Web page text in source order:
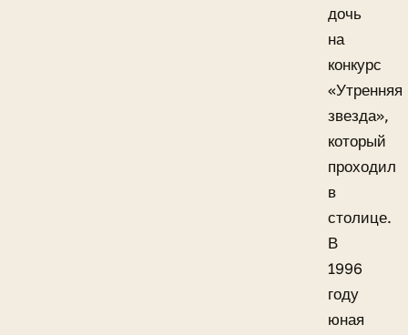
дочь
на
конкурс
«Утренняя
звезда»,
который
проходил
в
столице.
В
1996
году
юная